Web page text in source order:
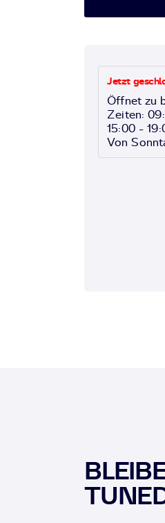
Jetzt
Öffnet zu
Zeiten:
15:00 -
Von